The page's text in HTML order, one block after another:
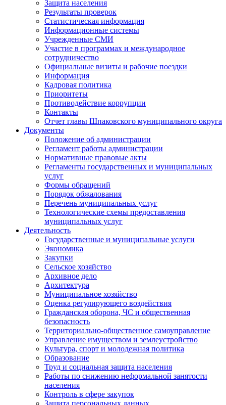
Защита населения
Результаты проверок
Статистическая информация
Информационные системы
Учрежденные СМИ
Участие в программах и международное
сотрудничество
Официальные визиты и рабочие поездки
Информация
Кадровая политика
Приоритеты
Противодействие коррупции
Контакты
Отчет главы Шпаковского муниципального округа
Документы
Положение об администрации
Регламент работы администрации
Нормативные правовые акты
Регламенты государственных и муниципальных
услуг
Формы обращений
Порядок обжалования
Перечень муниципальных услуг
Технологические схемы предоставления
муниципальных услуг
Деятельность
Государственные и муниципальные услуги
Экономика
Закупки
Сельское хозяйство
Архивное дело
Архитектура
Муниципальное хозяйство
Оценка регулирующего воздействия
Гражданская оборона, ЧС и общественная
безопасность
Территориально-общественное самоуправление
Управление имуществом и землеустройство
Культура, спорт и молодежная политика
Образование
Труд и социальная защита населения
Работы по снижению неформальной занятости
населения
Контроль в сфере закупок